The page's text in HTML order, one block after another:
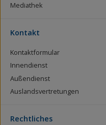
Mediathek
Kontakt
Kontaktformular
Innendienst
Außendienst
Auslandsvertretungen
Rechtliches